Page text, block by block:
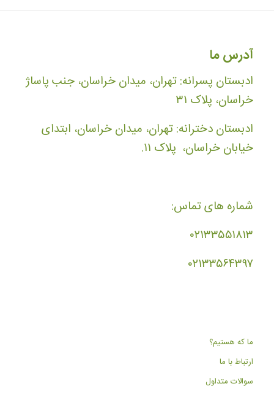
آدرس ما
ادبستان پسرانه: تهران، میدان خراسان، جنب پاساژ
خراسان، پلاک ۳۱
ادبستان دخترانه: تهران، میدان خراسان، ابتدای
خیابان خراسان، پلاک ۱۱.
شماره های تماس:
۰۲۱۳۳۵۵۱۸۱۳
۰۲۱۳۳۵۶۴۳۹۷
ما که هستیم؟
ارتباط با ما
سوالات متداول